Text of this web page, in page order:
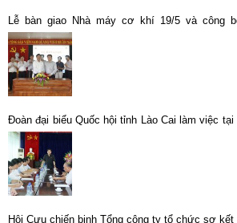
Lễ bàn giao Nhà máy cơ khí 19/5 và công
Xưởng cơ khí 19/5
Đoàn đại biểu Quốc hội tỉnh Lào Cai làm việc tại
Cai
Hội Cựu chiến binh Tổng công ty tổ chức sơ kết